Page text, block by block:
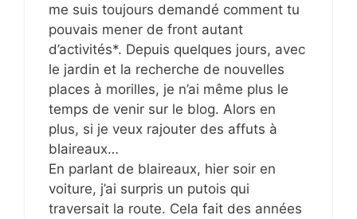
me suis toujours demandé comment tu
pouvais mener de front autant
d’activités*. Depuis quelques jours, avec
le jardin et la recherche de nouvelles
places à morilles, je n’ai même plus le
temps de venir sur le blog. Alors en
plus, si je veux rajouter des affuts à
blaireaux…
En parlant de blaireaux, hier soir en
voiture, j’ai surpris un putois qui
traversait la route. Cela fait des années